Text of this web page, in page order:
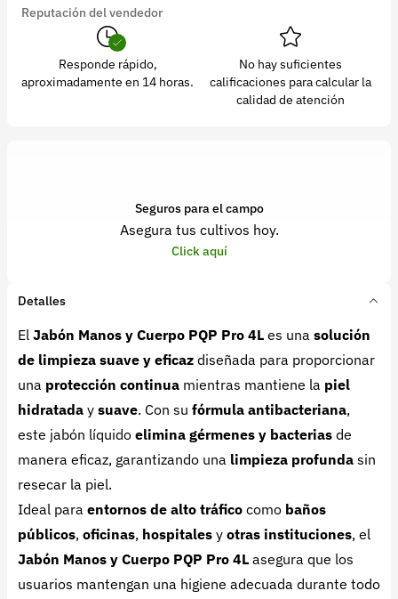
Reputación del vendedor
Responde rápido,
aproximadamente en 14 horas.
No hay suficientes
calificaciones para calcular la
calidad de atención
Seguros para el campo
Asegura tus cultivos hoy.
Click aquí
Detalles
El Jabón Manos y Cuerpo PQP Pro 4L es una solución
de limpieza suave y eficaz diseñada para proporcionar
una protección continua mientras mantiene la piel
hidratada y suave. Con su fórmula antibacteriana,
este jabón líquido elimina gérmenes y bacterias de
manera eficaz, garantizando una limpieza profunda sin
resecar la piel.
Ideal para entornos de alto tráfico como baños
públicos, oficinas, hospitales y otras instituciones, el
Jabón Manos y Cuerpo PQP Pro 4L asegura que los
usuarios mantengan una higiene adecuada durante todo